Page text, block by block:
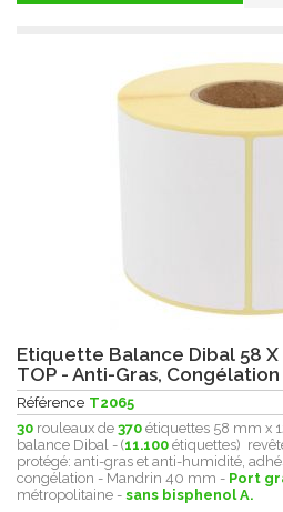
Etiquette Balance Dibal 58
TOP - Anti-Gras, Congélation
Référence T2065
30 rouleaux de 370 étiquettes 58 mm x
balance Dibal - (11.100 étiquettes)
protégé: anti-gras et anti-humidité ,
congélation - Mandrin 40 mm - Port
métropolitaine - sans bisphenol A.